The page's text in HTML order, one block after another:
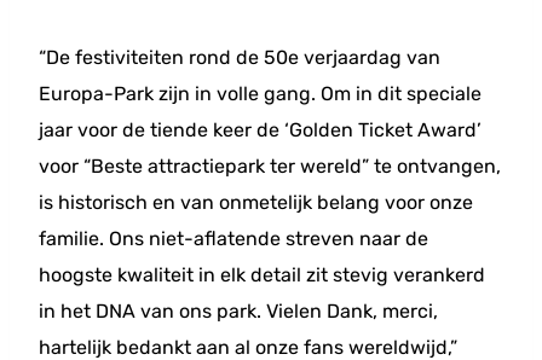
“De festiviteiten rond de 50e verjaardag van
Europa-Park zijn in volle gang. Om in dit speciale
jaar voor de tiende keer de ‘Golden Ticket Award’
voor “Beste attractiepark ter wereld” te ontvangen,
is historisch en van onmetelijk belang voor onze
familie. Ons niet-aflatende streven naar de
hoogste kwaliteit in elk detail zit stevig verankerd
in het DNA van ons park. Vielen Dank, merci,
hartelijk bedankt aan al onze fans wereldwijd,”